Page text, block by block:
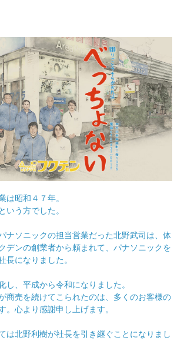
は昭和４７年。
いう方でした。
ナソニックの担当営業だった北野武司は、体
デンの創業者から頼まれて、パナソニックを
長になりました。
し、平成から令和になりました。
商売を続けてこられたのは、多くのお客様の
。心より感謝申し上げます。
は北野利樹が社長を引き継ぐことになりまし